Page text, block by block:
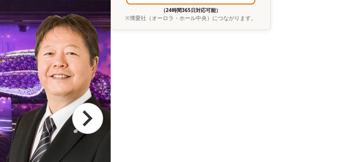
（24時間365日対応可能）
※博愛社（オーロラ・ホール中央） につながります。